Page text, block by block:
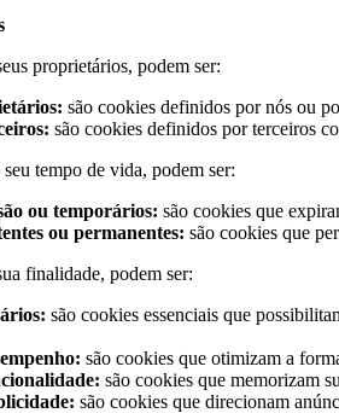
proprietários, podem ser:
são cookies definidos por nós ou
são cookies definidos por terceiros
tempo de vida, podem ser:
ou temporários: são cookies que
ou permanentes: são cookies que
finalidade, podem ser:
são cookies essenciais que
são cookies que otimizam a
são cookies que memorizam
são cookies que direcionam